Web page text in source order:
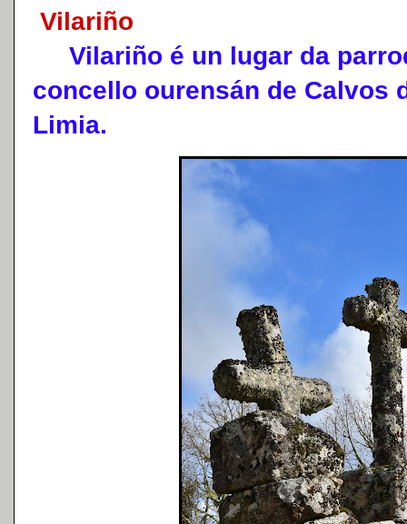
Vilariño
Vilariño é un lugar da
concello ourensán de Calvos
Limia.